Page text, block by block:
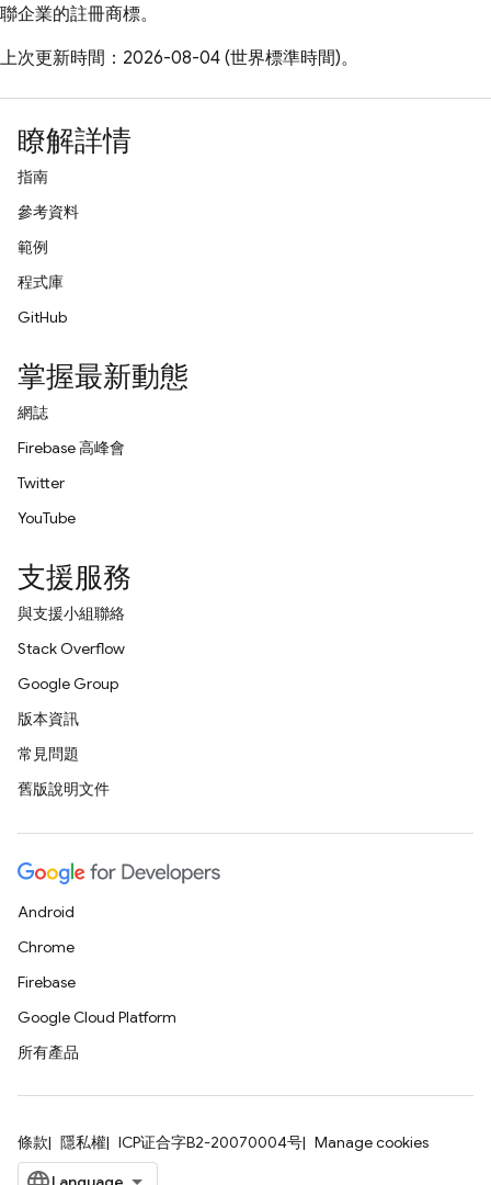
聯企業的註冊商標。
上次更新時間：2026-08-04 (世界標準時間)。
瞭解詳情
指南
參考資料
範例
程式庫
GitHub
掌握最新動態
網誌
Firebase 高峰會
Twitter
YouTube
支援服務
與支援小組聯絡
Stack Overflow
Google Group
版本資訊
常見問題
舊版說明文件
Android
Chrome
Firebase
Google Cloud Platform
所有產品
條款 隱私權 ICP证合字B2-20070004号 Manage cookies